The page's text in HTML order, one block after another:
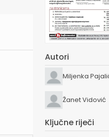
Autori
Miljenka
Žanet Vidović
Ključne riječi